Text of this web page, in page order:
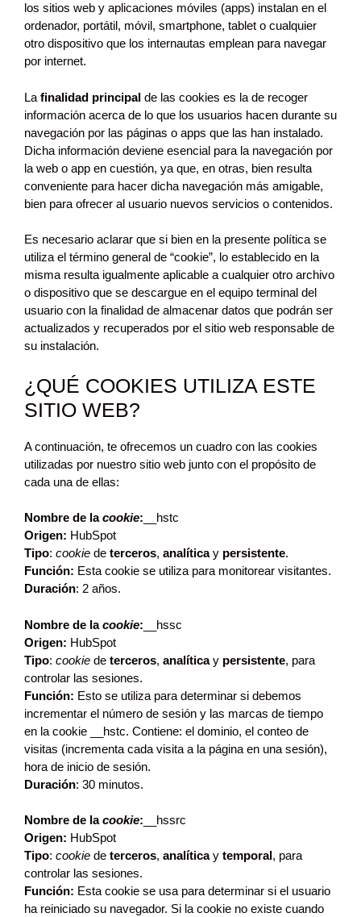
los sitios web y aplicaciones móviles (apps) instalan en el
ordenador, portátil, móvil, smartphone, tablet o cualquier
otro dispositivo que los internautas emplean para navegar
por internet.
La finalidad principal de las cookies es la de recoger
información acerca de lo que los usuarios hacen durante su
navegación por las páginas o apps que las han instalado.
Dicha información deviene esencial para la navegación por
la web o app en cuestión, ya que, en otras, bien resulta
conveniente para hacer dicha navegación más amigable,
bien para ofrecer al usuario nuevos servicios o contenidos.
Es necesario aclarar que si bien en la presente política se
utiliza el término general de “cookie”, lo establecido en la
misma resulta igualmente aplicable a cualquier otro archivo
o dispositivo que se descargue en el equipo terminal del
usuario con la finalidad de almacenar datos que podrán ser
actualizados y recuperados por el sitio web responsable de
su instalación.
¿QUÉ COOKIES UTILIZA ESTE
SITIO WEB?
A continuación, te ofrecemos un cuadro con las cookies
utilizadas por nuestro sitio web junto con el propósito de
cada una de ellas:
Nombre de lacookie: __hstc
Origen: HubSpot
Tipo: cookie de terceros, analíticay persistente.
Función: Esta cookie se utiliza para monitorear visitantes.
Duración: 2 años.
Nombre de lacookie: __hssc
Origen: HubSpot
Tipo: cookie de terceros, analíticay persistente, para
controlar las sesiones.
Función: Esto se utiliza para determinar si debemos
incrementar el número de sesión y las marcas de tiempo
en la cookie __hstc. Contiene: el dominio, el conteo de
visitas (incrementa cada visita a la página en una sesión),
hora de inicio de sesión.
Duración: 30 minutos.
Nombre de lacookie: __hssrc
Origen: HubSpot
Tipo: cookie de terceros, analíticay temporal, para
controlar las sesiones.
Función: Esta cookie se usa para determinar si el usuario
ha reiniciado su navegador. Si la cookie no existe cuando